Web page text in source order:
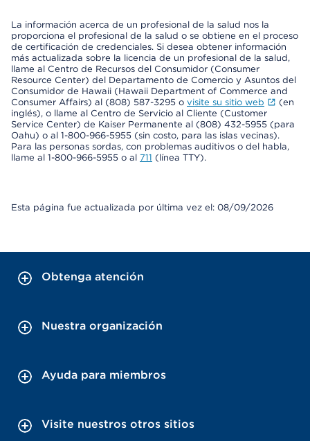
La información acerca de un profesional de la salud nos la
proporciona el profesional de la salud o se obtiene en el proceso
de certificación de credenciales. Si desea obtener información
más actualizada sobre la licencia de un profesional de la salud,
llame al Centro de Recursos del Consumidor (Consumer
Resource Center) del Departamento de Comercio y Asuntos del
Consumidor de Hawaii (Hawaii Department of Commerce and
Consumer Affairs) al (808) 587-3295 o visite su sitio web
(en
inglés), o llame al Centro de Servicio al Cliente (Customer
Service Center) de Kaiser Permanente al (808) 432-5955 (para
Oahu) o al 1-800-966-5955 (sin costo, para las islas vecinas).
Para las personas sordas, con problemas auditivos o del habla,
llame al 1-800-966-5955 o al 711 (línea TTY).
Esta página fue actualizada por última vez el: 08/09/2026
Obtenga atención
Nuestra organización
Ayuda para miembros
Visite nuestros otros sitios